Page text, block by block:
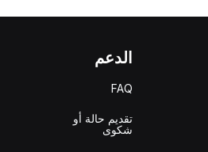
الدعم
FAQ
تقديم حالة أو
شكوى